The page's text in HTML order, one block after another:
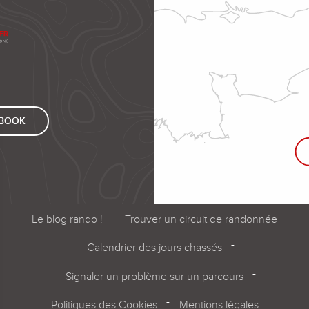
Le blog rando ! Trouver un circuit de randonnée
Calendrier des jours chassés
Signaler un problème sur un parcours
Politiques des Cookies Mentions légales